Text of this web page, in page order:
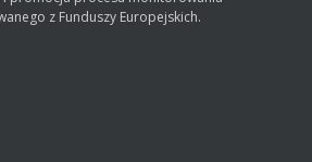
z Funduszy Europejskich.